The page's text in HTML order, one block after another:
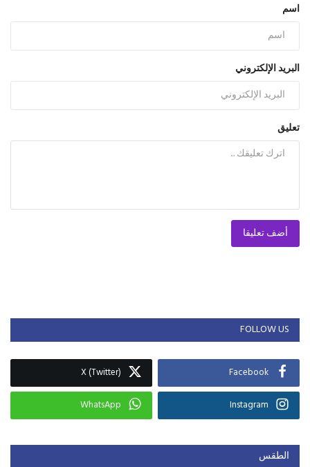
اسم
البريد الإلكتروني
تعليق
أضف تعليقا
FOLLOW US
Facebook
X (Twitter)
Instagram
WhatsApp
الطقس